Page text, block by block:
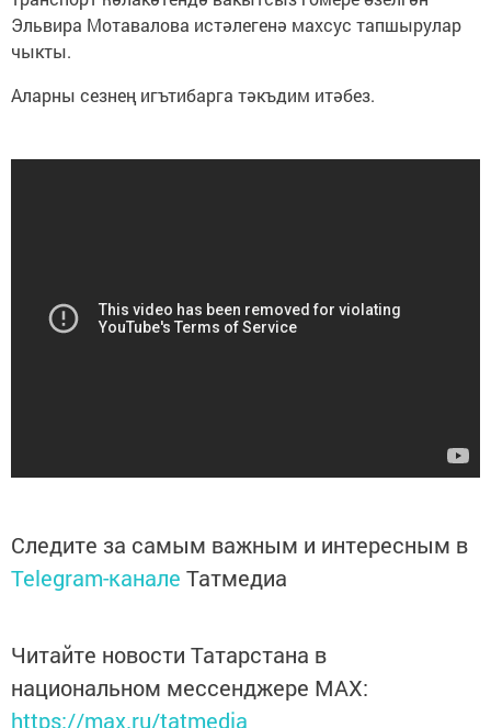
Эльвира Мотавалова истәлегенә махсус тапшырулар
чыкты.
Аларны сезнең игътибарга тәкъдим итәбез.
Следите за самым важным и интересным в
Telegram-канале Татмедиа
Читайте новости Татарстана в
национальном мессенджере MАХ:
https://max.ru/tatmedia